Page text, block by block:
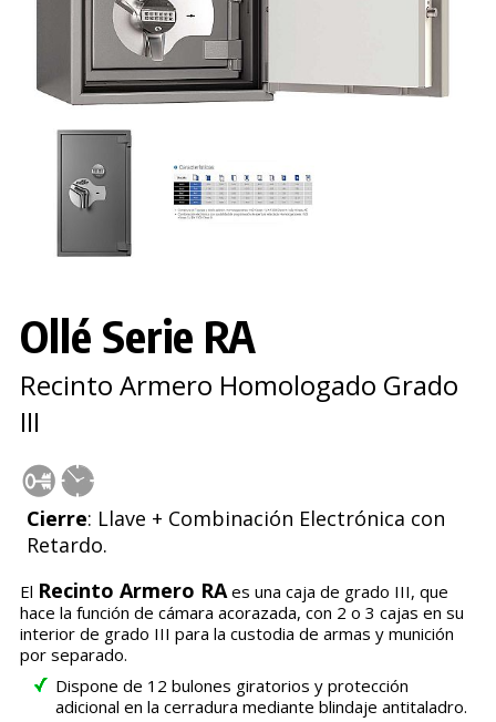
Ollé Serie RA
Recinto Armero Homologado Grado
III
Cierre: Llave + Combinación Electrónica con
Retardo.
El Recinto Armero RAes una caja de grado III, que
hace la función de cámara acorazada, con 2 o 3 cajas en su
interior de grado III para la custodia de armas y munición
por separado.
Dispone de 12 bulones giratorios y protección
adicional en la cerradura mediante blindaje antitaladro.